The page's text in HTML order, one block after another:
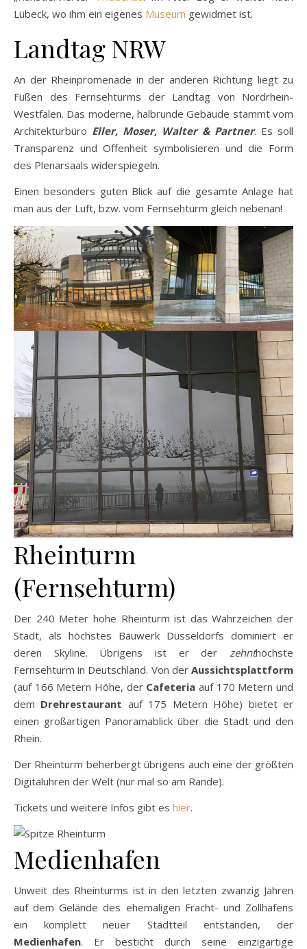
Lübeck, wo ihm ein eigenes Museum gewidmet ist.
Landtag NRW
An der Rheinpromenade in der anderen Richtung liegt zu
Füßen des Fernsehturms der Landtag von Nordrhein-
Westfalen. Das moderne, halbrunde Gebäude stammt vom
Architekturbüro Eller, Moser, Walter & Partner. Es soll
Transparenz und Offenheit symbolisieren und die Form
des Plenarsaals widerspiegeln.
Einen besonders guten Blick auf die gesamte Anlage hat
man aus der Luft, bzw. vom Fernsehturm gleich nebenan!
Rheinturm
(Fernsehturm)
Der 240 Meter hohe Rheinturm ist das Wahrzeichen der
Stadt, als höchstes Bauwerk Düsseldorfs dominiert er
deren Skyline. Übrigens ist er der zehnthöchste
Fernsehturm in Deutschland. Von der Aussichtsplattform
(auf 166 Metern Höhe, der Cafeteria auf 170 Metern und
dem Drehrestaurant auf 175 Metern Höhe) bietet er
einen großartigen Panoramablick über die Stadt und den
Rhein.
Der Rheinturm beherbergt übrigens auch eine der größten
Digitaluhren der Welt (nur mal so am Rande).
Tickets und weitere Infos gibt es hier.
Medienhafen
Unweit des Rheinturms ist in den letzten zwanzig Jahren
auf dem Gelände des ehemaligen Fracht- und Zollhafens
ein komplett neuer Stadtteil entstanden, der
Medienhafen. Er besticht durch seine einzigartige